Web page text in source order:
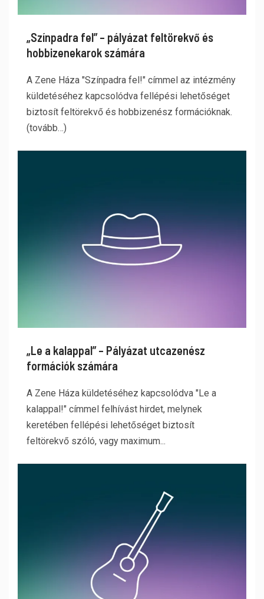
„Színpadra fel” – pályázat feltörekvő és
hobbizenekarok számára
A Zene Háza "Színpadra fel!" címmel az intézmény
küldetéséhez kapcsolódva fellépési lehetőséget
biztosít feltörekvő és hobbizenész formációknak.
(tovább…)
„Le a kalappal” – Pályázat utcazenész
formációk számára
A Zene Háza küldetéséhez kapcsolódva "Le a
kalappal!" címmel felhívást hirdet, melynek
keretében fellépési lehetőséget biztosít
feltörekvő szóló, vagy maximum...